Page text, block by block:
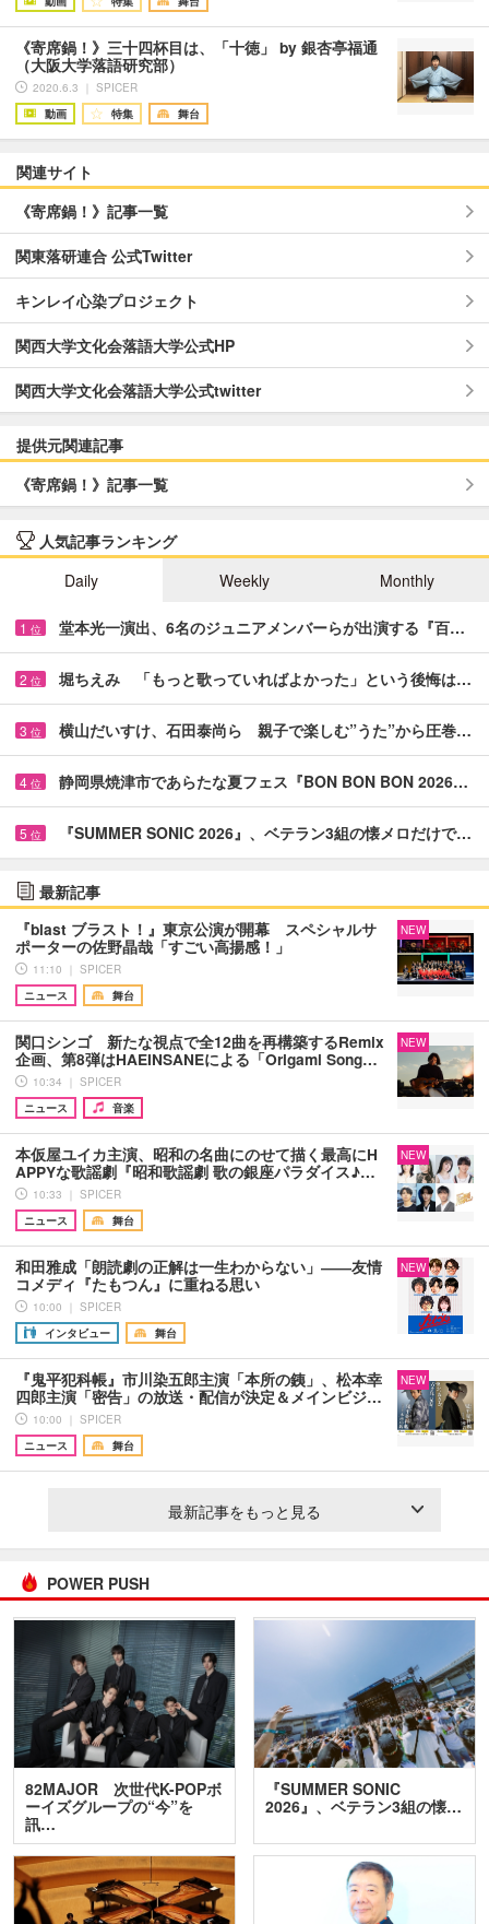
《寄席鍋！》三十四杯目は、「十徳」 by 銀杏亭福通
（大阪大学落語研究部）
2020.6.3 ｜ SPICER
動画
特集 舞台
関連サイト
《寄席鍋！》記事一覧
関東落研連合 公式Twitter
キンレイ心染プロジェクト
関西大学文化会落語大学公式HP
関西大学文化会落語大学公式twitter
提供元関連記事
《寄席鍋！》記事一覧
人気記事ランキング
Daily
Weekly Monthly
1 位 堂本光一演出、6名のジュニアメンバーらが出演する『百…
2 位 堀ちえみ 「もっと歌っていればよかった」という後悔は…
3 位 横山だいすけ、石田泰尚ら 親子で楽しむ”うた”から圧巻…
4 位 静岡県焼津市であらたな夏フェス『BON BON BON 2026…
5 位 『SUMMER SONIC 2026』、ベテラン3組の懐メロだけで…
最新記事
『blast ブラスト！』東京公演が開幕 スペシャルサ
ポーターの佐野晶哉「すごい高揚感！」
11:10 ｜ SPICER
ニュース
舞台
NEW
関口シンゴ 新たな視点で全12曲を再構築するRemix
企画、第8弾はHAEINSANEによる「Origami Song…
10:34 ｜ SPICER
ニュース
音楽
NEW
本仮屋ユイカ主演、昭和の名曲にのせて描く最高にH
APPYな歌謡劇『昭和歌謡劇 歌の銀座パラダイス♪…
10:33 ｜ SPICER
ニュース
舞台
NEW
和田雅成「朗読劇の正解は一生わからない」――友情
コメディ『たもつん』に重ねる思い
10:00 ｜ SPICER
インタビュー
舞台
NEW
『鬼平犯科帳』市川染五郎主演「本所の銕」、松本幸
四郎主演「密告」の放送・配信が決定＆メインビジ…
10:00 ｜ SPICER
ニュース
舞台
NEW
最新記事をもっと見る
POWER PUSH
82MAJOR 次世代K-POPボ
ーイズグループの“今”を
訊…
『SUMMER SONIC
2026』、ベテラン3組の懐…